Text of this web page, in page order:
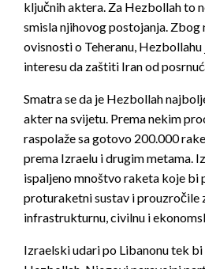
ključnih aktera. Za Hezbollah to
smisla njihovog postojanja. Zbog
ovisnosti o Teheranu,
interesu da zaštiti Iran od
Smatra se da je Hezbollah
akter na svijetu. Prema nekim
raspolaže sa gotovo 200.000
prema Izraelu i drugim metama.
ispaljeno mnoštvo raketa koje
proturaketni sustav i prouzročile
infrastrukturnu, civilnu i
Izraelski udari po Libanonu tek